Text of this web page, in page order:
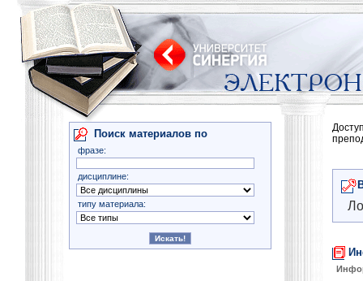
Поиск материалов по
фразе:
дисциплине:
типу материала: